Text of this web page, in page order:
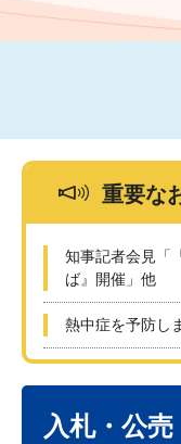
文
重要な
知事記者会見「
ば』開催」他
熱中症を予防し
入札・公売